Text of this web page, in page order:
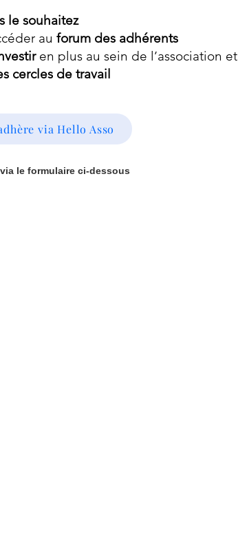
le souhaitez
au forum des adhérents
en plus au sein de l’association et
cercles de travail
via Hello Asso
le formulaire ci-dessous